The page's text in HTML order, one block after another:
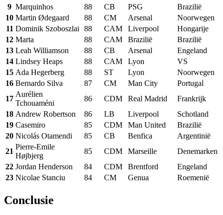
9 Marquinhos 88 CB PSG
Brazilië
10 Martin Ødegaard 88 CM Arsenal
Noorwegen
11 Dominik Szoboszlai 88 CAM Liverpool
Hongarije
12 Marta 88 CAM Brazilië
Brazilië
13 Leah Williamson 88 CB Arsenal
Engeland
14 Lindsey Heaps 88 CAM Lyon
VS
15 Ada Hegerberg 88 ST Lyon
Noorwegen
16 Bernardo Silva 87 CM Man City
Portugal
17
Aurélien
Tchouaméni
86 CDM Real Madrid
Frankrijk
18 Andrew Robertson 86 LB Liverpool
Schotland
19 Casemiro 85 CDM Man United
Brazilië
20 Nicolás Otamendi 85 CB Benfica
Argentinië
21
Pierre-Emile
Højbjerg
85 CDM Marseille
Denemarken
22 Jordan Henderson 84 CDM Brentford
Engeland
23 Nicolae Stanciu 84 CM Genua Roemenië
Conclusie